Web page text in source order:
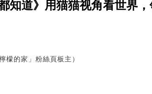
知道》用猫猫视角看世界
檬的家」粉絲頁板主）